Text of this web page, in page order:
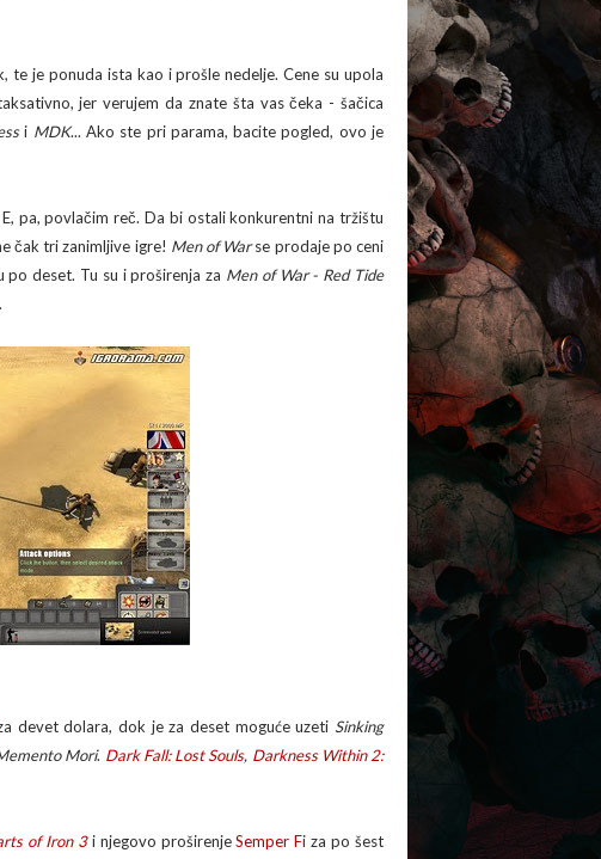
te je ponuda ista kao i prošle nedelje. Cene su upola
jer verujem da znate šta vas čeka - šačica
i MDK... Ako ste pri parama, bacite pogled, ovo je
E, pa, povlačim reč. Da bi ostali konkurentni na tržištu
čak tri zanimljive igre! Men of Warse prodaje po ceni
po deset. Tu su i proširenja za Men of War - Red Tide
devet dolara, dok je za deset moguće uzeti Sinking
Mori. Dark Fall: Lost Souls, Darkness Within 2:
of Iron 3i njegovo proširenjeSemper Fi za po šest